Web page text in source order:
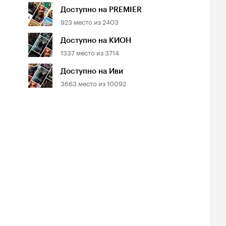
Доступно на PREMIER
923 место из2403
Доступно на КИОН
1337 место из3714
Доступно на Иви
3663 место из10092